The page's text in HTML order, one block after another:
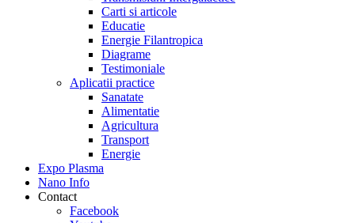
Carti si articole
Educatie
Energie Filantropica
Diagrame
Testimoniale
Aplicatii practice
Sanatate
Alimentatie
Agricultura
Transport
Energie
Expo Plasma
Nano Info
Contact
Facebook